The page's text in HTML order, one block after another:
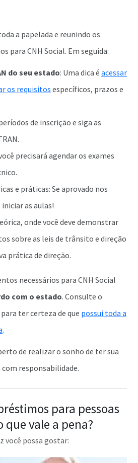
a papelada e reunindo os
para CNH Social. Em seguida:
do seu estado: Uma dica é acessar
os requisitos específicos, prazos e
de inscrição e siga as
precisará agendar os exames
e práticas: Se aprovado nos
as aulas!
onde você deve demonstrar
sobre as leis de trânsito e direção
prática de direção.
necessários para CNH Social
com o estado. Consulte o
ter certeza de que possui toda a
.
de realizar o sonho de ter sua
responsabilidade.
para pessoas
que vale a pena?
você possa gostar: